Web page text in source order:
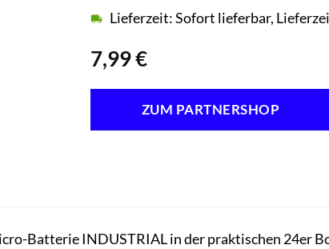
7,99€
Lieferzeit: Sofort lieferbar,
ZUM PARTNERSHOP
Batterie INDUSTRIAL in der praktischen 24er